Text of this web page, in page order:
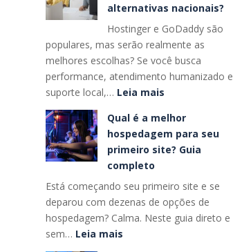
GEO:
entenda
as
3
estratégias
que
vão
dominar
o
futuro
das
buscas
alternativas nacionais?
Hostinger e GoDaddy são
populares, mas serão realmente as
melhores escolhas? Se você busca
performance, atendimento humanizado e
suporte local,… Leia mais:
escolher
entre
Hostinger,
e
alternativas
nacionais?
Qual é a melhor
hospedagem para seu
primeiro site? Guia
completo
Está começando seu primeiro site e se
deparou com dezenas de opções de
hospedagem? Calma. Neste guia direto e
sem… Leia mais: